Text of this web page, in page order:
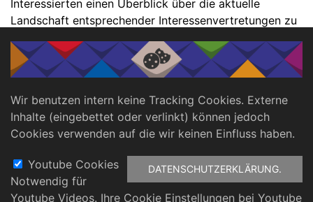
Interessierten einen Überblick über die aktuelle
Landschaft entsprechender Interessenvertretungen zu
gleichberechtigte Teilhabe zu stärken!
Wir benutzen intern keine Tracking Cookies. Externe
Inhalte (eingebettet oder verlinkt) können jedoch
Cookies verwenden auf die wir keinen Einfluss haben.
DATENSCHUTZERKLÄRUNG.
Youtube Cookies
Notwendig für
Youtube Videos. Ihre Cookie Einstellungen bei Youtube